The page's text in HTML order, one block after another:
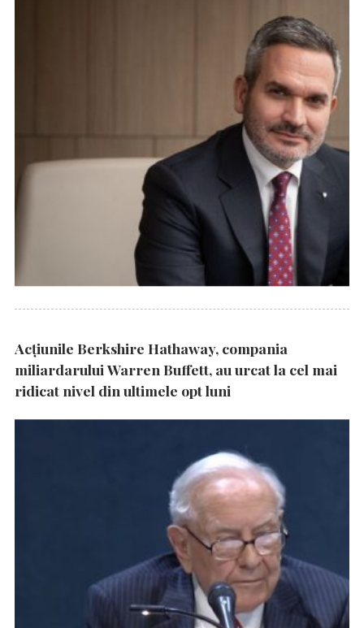
Acțiunile Berkshire Hathaway, compania
miliardarului Warren Buffett, au urcat la cel mai
ridicat nivel din ultimele opt luni